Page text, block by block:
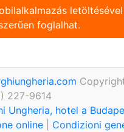
foglalhat.
227-9614
Ungheria, hotel a
online
Condizioni